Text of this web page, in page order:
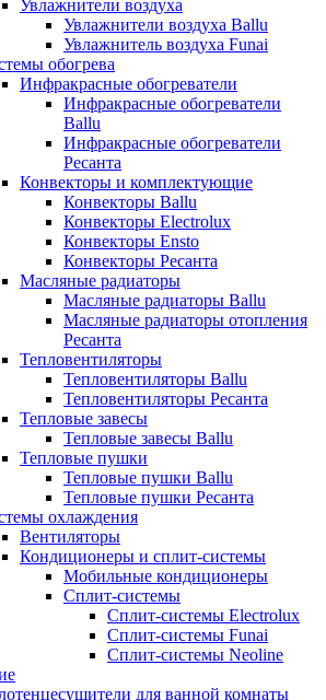
Увлажнители воздуха
Увлажнители воздуха Ballu
Увлажнитель воздуха Funai
обогрева
Инфракрасные обогреватели
Инфракрасные обогреватели
Ballu
Инфракрасные обогреватели
Ресанта
Конвекторы и комплектующие
Конвекторы Ballu
Конвекторы Electrolux
Конвекторы Ensto
Конвекторы Ресанта
Масляные радиаторы
Масляные радиаторы Ballu
Масляные радиаторы отопления
Ресанта
Тепловентиляторы
Тепловентиляторы Ballu
Тепловентиляторы Ресанта
Тепловые завесы
Тепловые завесы Ballu
Тепловые пушки
Тепловые пушки Ballu
Тепловые пушки Ресанта
охлаждения
Вентиляторы
Кондиционеры и сплит-системы
Мобильные кондиционеры
Сплит-системы
Сплит-системы Electrolux
Сплит-системы Funai
Сплит-системы Neoline
для ванной комнаты